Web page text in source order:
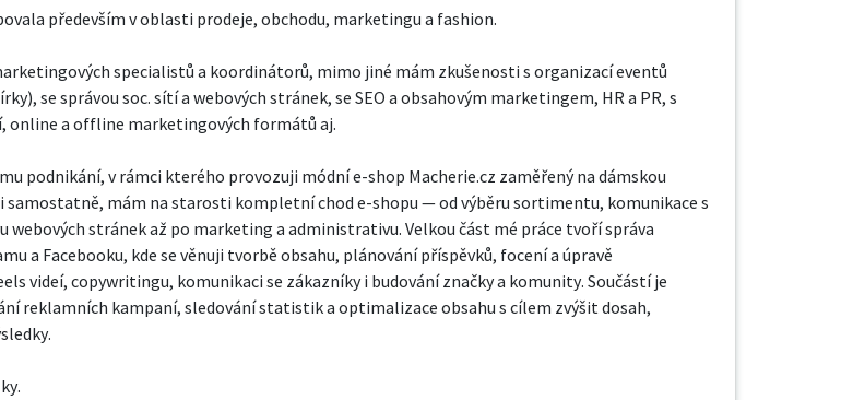
především v oblasti prodeje, obchodu, marketingu a fashion.
specialistů a koordinátorů, mimo jiné mám zkušenosti s organizací eventů
se správou soc. sítí a webových stránek, se SEO a obsahovým marketingem, HR a PR, s
online a offline marketingových formátů aj.
podnikání, v rámci kterého provozuji módní e-shop Macherie.cz zaměřený na dámskou
samostatně, mám na starosti kompletní chod e-shopu — od výběru sortimentu, komunikace s
webových stránek až po marketing a administrativu. Velkou část mé práce tvoří správa
a Facebooku, kde se věnuji tvorbě obsahu, plánování příspěvků, focení a úpravě
videí, copywritingu, komunikaci se zákazníky i budování značky a komunity. Součástí je
reklamních kampaní, sledování statistik a optimalizace obsahu s cílem zvýšit dosah,